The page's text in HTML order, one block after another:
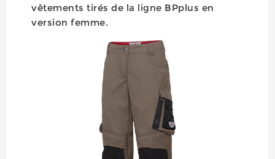
vêtements tirés de la ligne BPplus en
version femme.